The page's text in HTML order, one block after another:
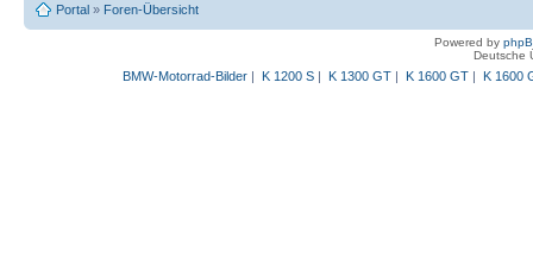
Portal » Foren-Übersicht
Powered by
Deutsche
BMW-Motorrad-Bilder| K 1200 S| K 1300 GT| K 1600 GT| K 1600